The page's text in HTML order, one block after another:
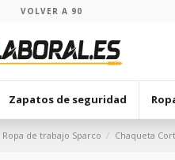
VOLVER A 90
Zapatos de seguridad
Ropa de trabajo Sparco Chaqueta